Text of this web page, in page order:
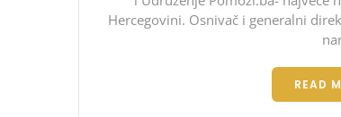
Hercegovini. Osnivač i generalni
READ